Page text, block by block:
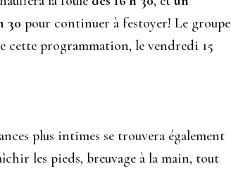
30 pour continuer à festoyer! Le groupe
cette programmation, le vendredi 15
plus intimes se trouvera également
les pieds, breuvage à la main, tout